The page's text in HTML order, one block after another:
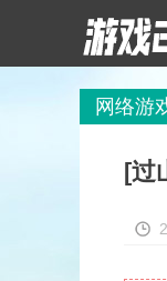
网络游
[过